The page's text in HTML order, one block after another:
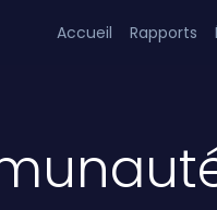
Accueil Rapports